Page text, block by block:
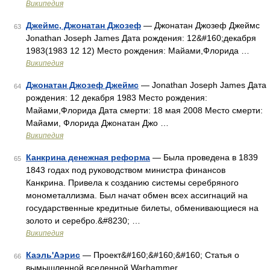
Википедия
63 Джеймс, Джонатан Джозеф — Джонатан Джозеф Джеймс
Jonathan Joseph James Дата рождения: 12&#160;декабря
1983(1983 12 12) Место рождения: Майами,Флорида …
Википедия
64 Джонатан Джозеф Джеймс — Jonathan Joseph James Дата
рождения: 12 декабря 1983 Место рождения:
Майами,Флорида Дата смерти: 18 мая 2008 Место смерти:
Майами, Флорида Джонатан Джо …
Википедия
65 Канкрина денежная реформа — Была проведена в 1839
1843 годах под руководством министра финансов
Канкрина. Привела к созданию системы серебряного
монометаллизма. Был начат обмен всех ассигнаций на
государственные кредитные билеты, обменивающиеся на
золото и серебро.&#8230; …
Википедия
66 Каэль'Аэрис — Проект&#160;&#160;&#160; Статья о
вымышленной вселенной Warhammer